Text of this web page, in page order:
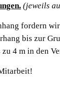
(jeweils
fordern
bis zur
4 m in den